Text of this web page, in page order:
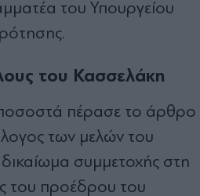
του Υπουργείου
του Κασσελάκη
πέρασε το άρθρο
των μελών του
συμμετοχής στη
του προέδρου του